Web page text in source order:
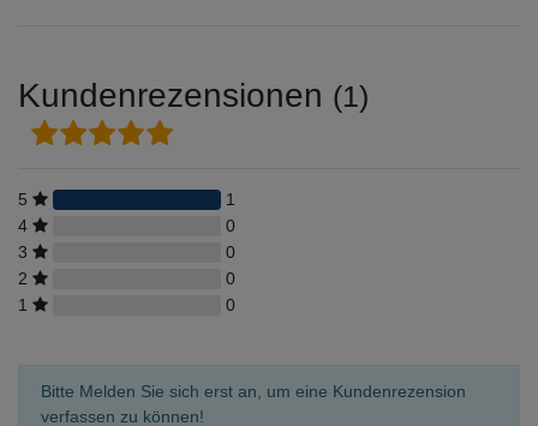
Kundenrezensionen (1)
5
1
4
0
3
0
2
0
1
0
Bitte Melden Sie sich erst an, um eine Kundenrezension
verfassen zu können!